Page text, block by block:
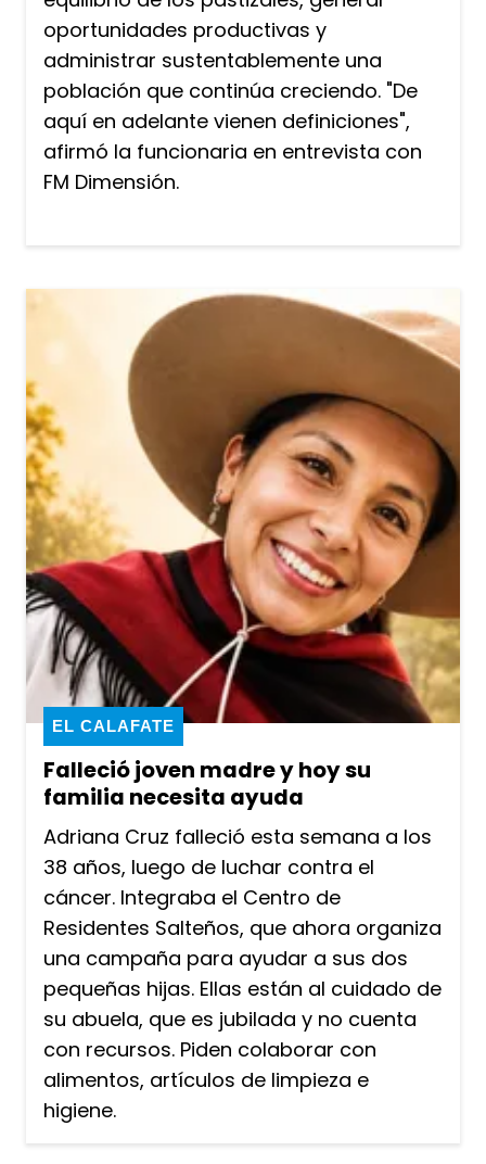
oportunidades productivas y
administrar sustentablemente una
población que continúa creciendo. "De
aquí en adelante vienen definiciones",
afirmó la funcionaria en entrevista con
FM Dimensión.
Falleció joven madre y hoy su
familia necesita ayuda
EL CALAFATE
Adriana Cruz falleció esta semana a los
38 años, luego de luchar contra el
cáncer. Integraba el Centro de
Residentes Salteños, que ahora organiza
una campaña para ayudar a sus dos
pequeñas hijas. Ellas están al cuidado de
su abuela, que es jubilada y no cuenta
con recursos. Piden colaborar con
alimentos, artículos de limpieza e
higiene.